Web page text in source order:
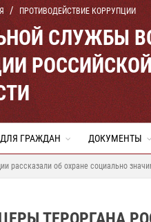
ПРОТИВОДЕЙСТВИЕ КОРРУПЦИИ
СЛУЖБЫ
ДЛЯ ГРАЖДАН ДОКУМЕНТЫ
рассказали об охране социально